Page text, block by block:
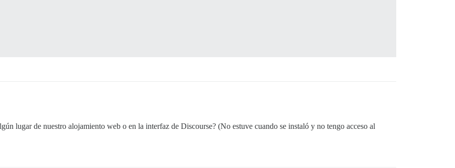
lugar de nuestro alojamiento web o en la interfaz de Discourse? (No estuve cuando se instaló y no tengo acceso al